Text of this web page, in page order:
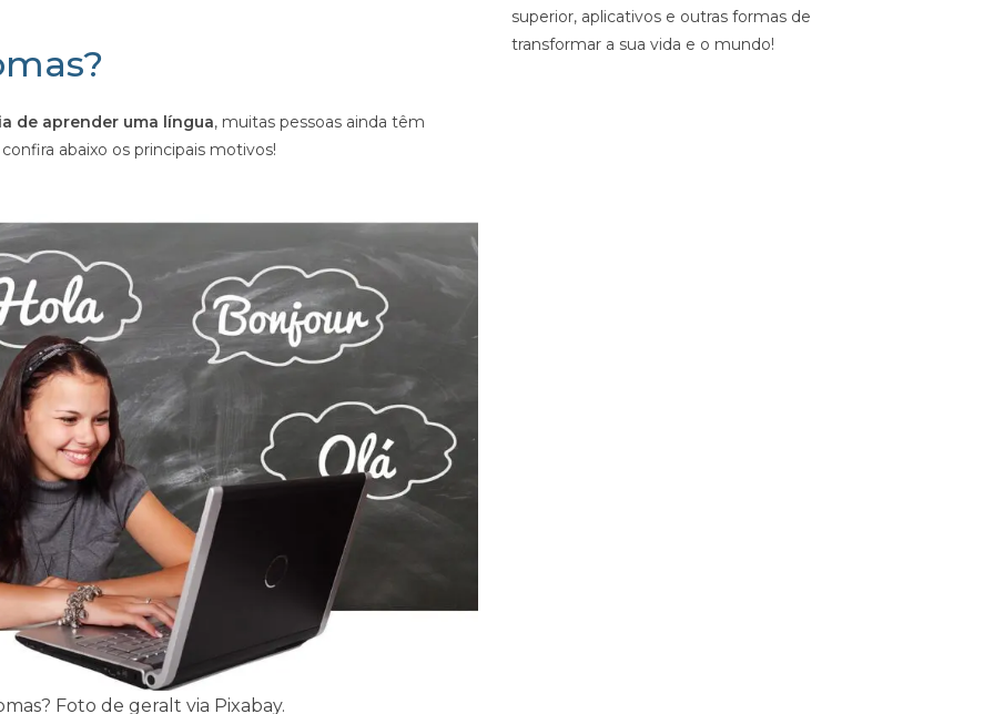
de aprender uma língua, muitas pessoas ainda têm
abaixo os principais motivos!
Foto de geralt via Pixabay.
superior, aplicativos e outras formas de
transformar a sua vida e o mundo!